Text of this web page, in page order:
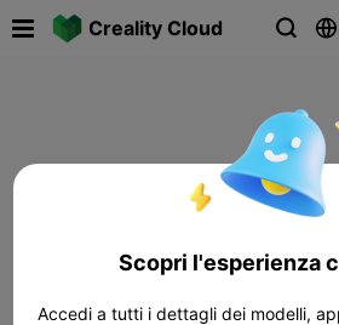
Creality Cloud  
Scopri l'esperienza
Accedi a tutti i dettagli dei modelli,